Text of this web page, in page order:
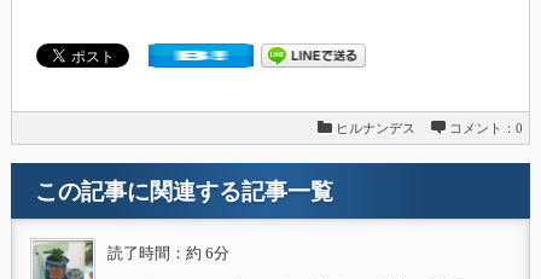
ヒルナンデス コメント：0
この記事に関連する記事一覧
読了時間：約 6分